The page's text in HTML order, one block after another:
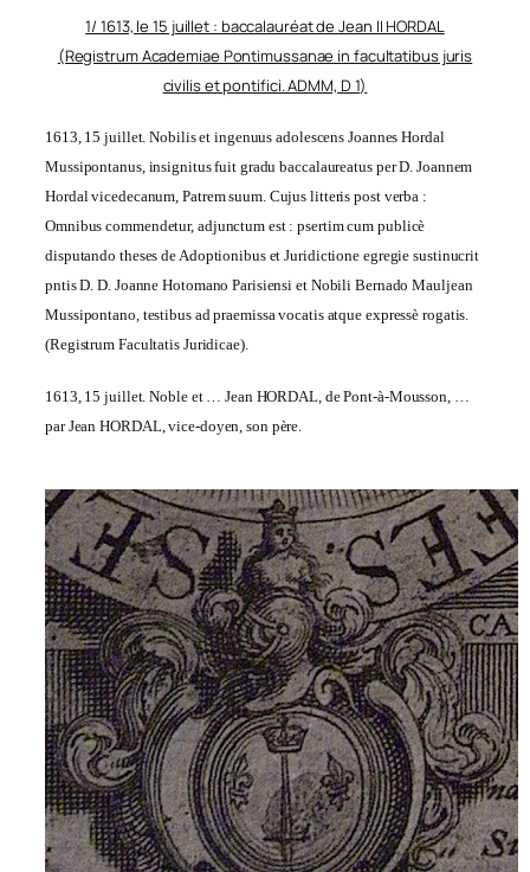
1/ 1613, le 15 juillet : baccalauréat de Jean II HORDAL
(Registrum Academiae Pontimussanae in facultatibus juris
civilis et pontifici. ADMM, D 1)
1613, 15 juillet. Nobilis et ingenuus adolescens Joannes Hordal
Mussipontanus, insignitus fuit gradu baccalaureatus per D. Joannem
Hordal vicedecanum, Patrem suum. Cujus litteris post verba :
Omnibus commendetur, adjunctum est : psertim cum publicè
disputando theses de Adoptionibus et Juridictione egregie sustinucrit
pntis D. D. Joanne Hotomano Parisiensi et Nobili Bernado Mauljean
Mussipontano, testibus ad praemissa vocatis atque expressè rogatis.
(Registrum Facultatis Juridicae).
1613, 15 juillet. Noble et … Jean HORDAL, de Pont-à-Mousson, …
par Jean HORDAL, vice-doyen, son père.